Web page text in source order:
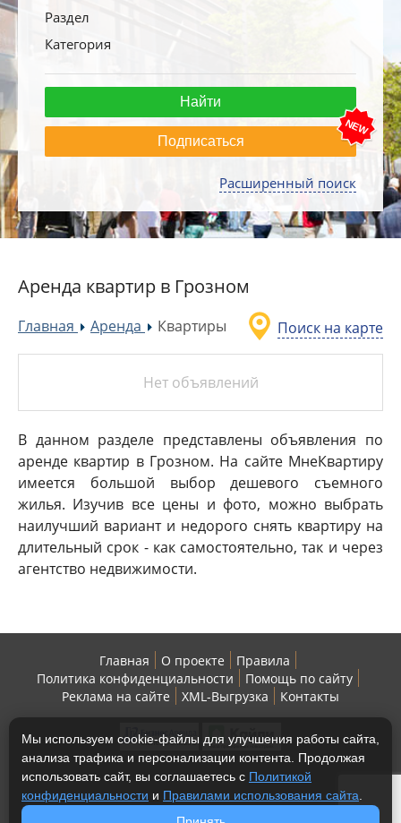
Раздел
Категория
Подписаться
Расширенный поиск
Аренда квартир в Грозном
Поиск на карте
Главная »
Аренда »Квартиры
Нет объявлений
В данном разделе представлены объявления по
аренде квартир в Грозном. На сайте МнеКвартиру
имеется большой выбор дешевого съемного
жилья. Изучив все цены и фото, можно выбрать
наилучший вариант и недорого снять квартиру на
длительный срок - как самостоятельно, так и через
агентство недвижимости.
Главная О проекте
Правила
Политика конфиденциальности
Помощь по сайту
Реклама на сайте
XML-Выгрузка Контакты
Copyright © 2013-2026 МнеКвартиру - жилая
Мы используем cookie-файлы для улучшения работы сайта,
анализа трафика и персонализации контента. Продолжая
использовать сайт, вы соглашаетесь с Политикой
конфиденциальности и Правилами использования сайта